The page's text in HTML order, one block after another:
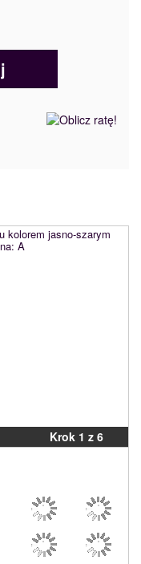
kolorem jasno-szarym
A
Krok 1 z 6